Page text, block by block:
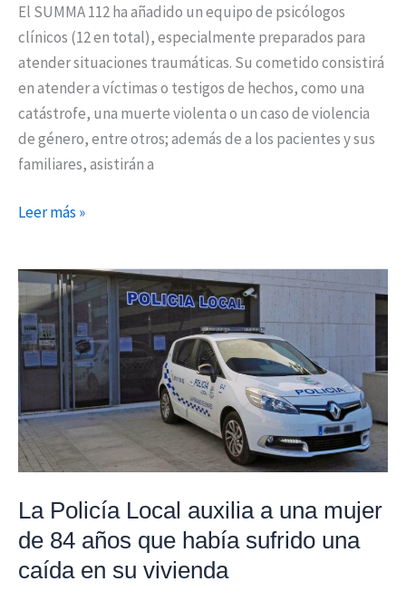
El SUMMA 112 ha añadido un equipo de psicólogos
clínicos (12 en total), especialmente preparados para
atender situaciones traumáticas. Su cometido consistirá
en atender a víctimas o testigos de hechos, como una
catástrofe, una muerte violenta o un caso de violencia
de género, entre otros; además de a los pacientes y sus
familiares, asistirán a
Leer más »
La Policía Local auxilia a una mujer
de 84 años que había sufrido una
caída en su vivienda
La
Policía
Local
auxilia
una
mujer
de
años
que
había